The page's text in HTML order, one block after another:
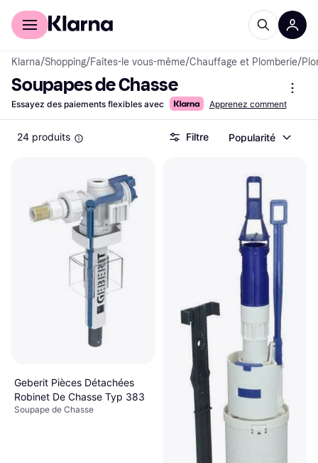
Acheter avec Klarna
Klarna/Shopping/Faites-le vous-même/Chauffage et Plomberie/
Soupapes de Chasse
Essayez des paiements flexibles avec Apprenez comment
24 produits Filtre Popularité
Geberit Pièces Détachées
Robinet De Chasse Typ 383
Soupape de Chasse